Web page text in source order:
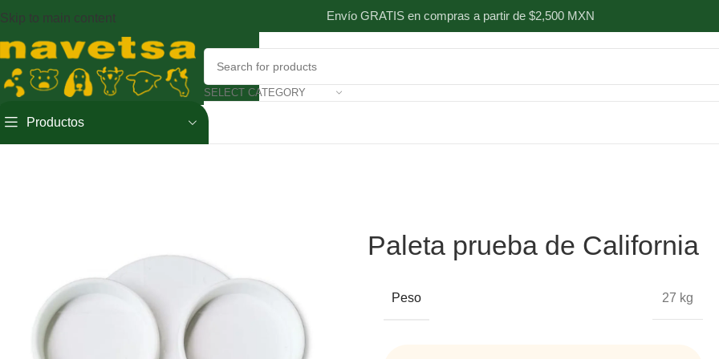
Skip to main content Envío GRATIS en compras a partir de $2,500 MXN
SELECT CATEGORY
Productos
Paleta prueba de California
Peso 27 kg